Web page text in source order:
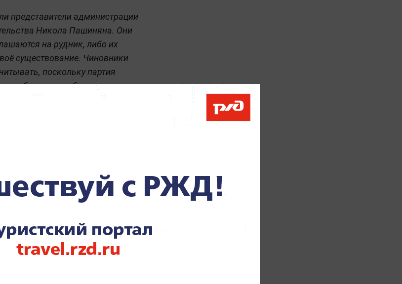
представители администрации
Никола Пашиняна. Они
на рудник, либо их
существование. Чиновники
поскольку партия
победит на выборах.
Life.ru выражал
церкви в Армении,
сценарию, что грозит
даже если отбросить
сделала с собой, иначе